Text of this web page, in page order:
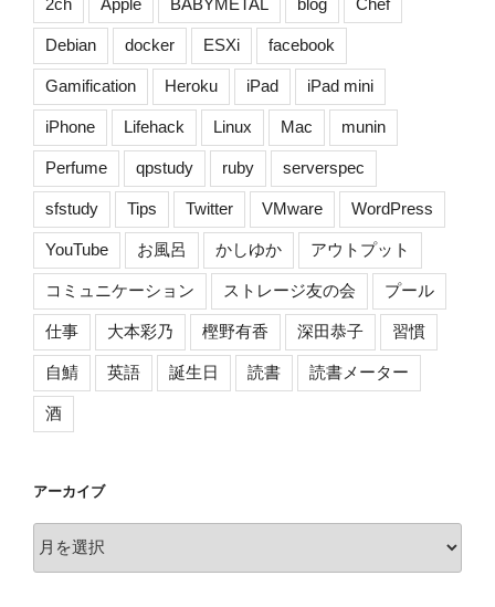
Debian docker ESXi facebook
Gamification Heroku iPad iPad mini
iPhone Lifehack Linux Mac munin
Perfume qpstudy ruby serverspec
sfstudy Tips Twitter VMware WordPress
YouTube お風呂 かしゆか アウトプット
コミュニケーション ストレージ友の会 プール
仕事 大本彩乃 樫野有香 深田恭子 習慣
自鯖 英語 誕生日 読書 読書メーター
酒
アーカイブ
ー